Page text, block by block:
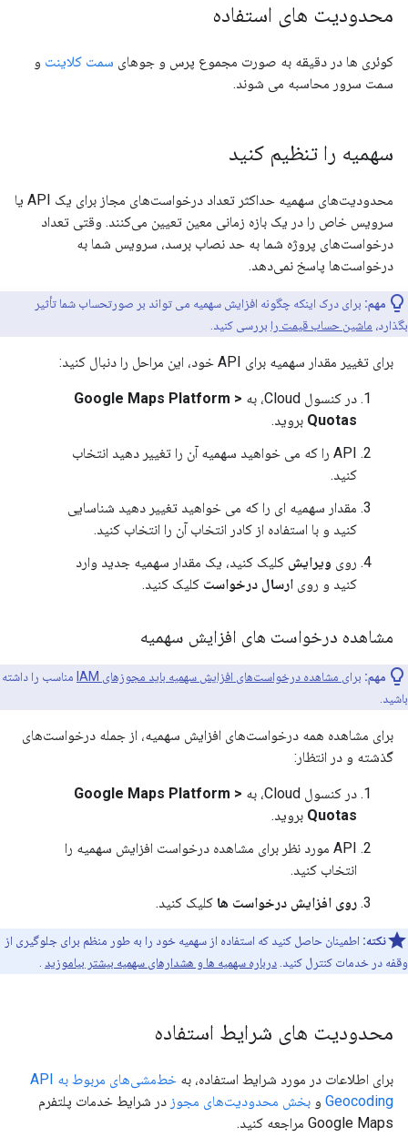
محدودیت های استفاده
کوئری ها در دقیقه به صورت مجموع پرس و جوهای سمت کلاینت و
سمت سرور محاسبه می شوند.
سهمیه را تنظیم کنید
محدودیت‌های سهمیه حداکثر تعداد درخواست‌های مجاز برای یک API یا
سرویس خاص را در یک بازه زمانی معین تعیین می‌کنند. وقتی تعداد
درخواست‌های پروژه شما به حد نصاب برسد، سرویس شما به
درخواست‌ها پاسخ نمی‌دهد.
مهم: برای درک اینکه چگونه افزایش سهمیه می تواند بر صورتحساب شما تأثیر
بگذارد، ماشین حساب قیمت را بررسی کنید.
برای تغییر مقدار سهمیه برای API خود، این مراحل را دنبال کنید:
در کنسول Cloud، به
Google Maps Platform >
Quotas بروید.
API را که می خواهید سهمیه آن را تغییر دهید انتخاب
کنید.
مقدار سهمیه ای را که می خواهید تغییر دهید شناسایی
کنید و با استفاده از کادر انتخاب آن را انتخاب کنید.
روی ویرایش کلیک کنید، یک مقدار سهمیه جدید وارد
کنید و روی ارسال درخواست کلیک کنید.
مشاهده درخواست های افزایش سهمیه
مهم: برای مشاهده درخواست‌های افزایش سهمیه باید مجوزهای IAM
مناسب را داشته
باشید.
برای مشاهده همه درخواست‌های افزایش سهمیه، از جمله درخواست‌های
گذشته و در انتظار:
در کنسول Cloud، به
Google Maps Platform >
Quotas بروید.
API مورد نظر برای مشاهده درخواست افزایش سهمیه را
انتخاب کنید.
روی افزایش درخواست ها کلیک کنید.
نکته: اطمینان حاصل کنید که استفاده از سهمیه خود را به طور منظم برای جلوگیری از
وقفه در خدمات کنترل کنید. درباره سهمیه ها و هشدارهای سهمیه بیشتر بیاموزید
محدودیت های شرایط استفاده
برای اطلاعات در مورد شرایط استفاده، به
خط‌مشی‌های مربوط به API
Geocoding و بخش محدودیت‌های مجوز در شرایط خدمات پلتفرم
Google Maps مراجعه کنید.